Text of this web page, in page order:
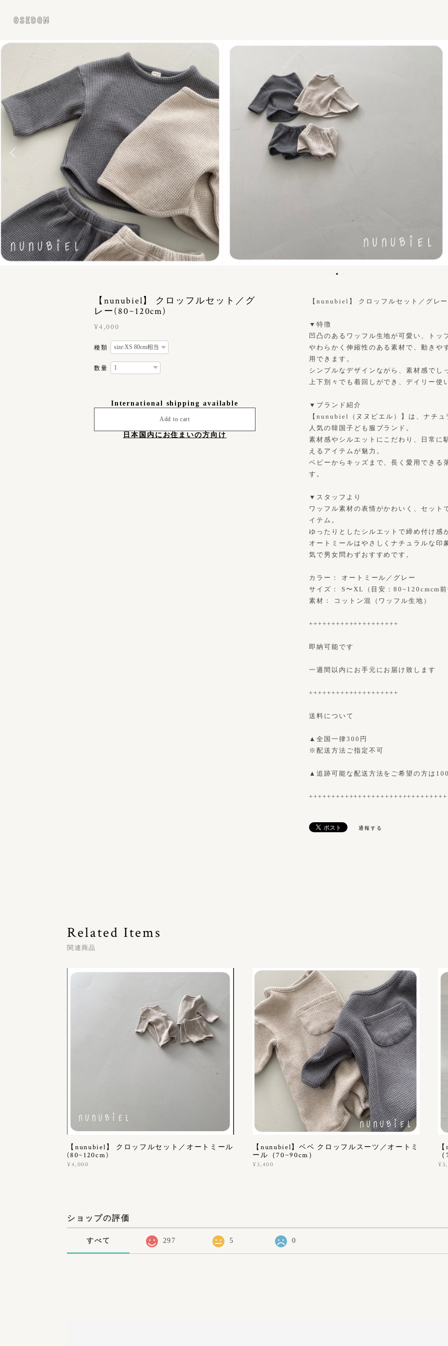
【nunubiel】 クロッフルセット／グ
レー(80~120cm)
¥4,000
種類
数量
International shipping available
Add to cart
日本国内にお住まいの方向け
【nunubiel】 クロッフルセット／グレ
▼特徴
凹凸のあるワッフル生地が可愛い、トッ
やわらかく伸縮性のある素材で、動きや
用できます。
シンプルなデザインながら、素材感でし
上下別々でも着回しができ、デイリー使
▼ブランド紹介
【nunubiel（ヌヌビエル）】は、ナチ
人気の韓国子ども服ブランド。
素材感やシルエットにこだわり、日常に
えるアイテムが魅力。
ベビーからキッズまで、長く愛用できる
す。
▼スタッフより
ワッフル素材の表情がかわいく、セット
イテム。
ゆったりとしたシルエットで締め付け感
オートミールはやさしくナチュラルな印
気で男女問わずおすすめです。
カラー： オートミール／グレー
サイズ： S〜XL（目安：80~120cmcm前
素材： コットン混（ワッフル生地）
++++++++++++++++++++
即納可能です
一週間以内にお手元にお届け致します
++++++++++++++++++++
送料について
▲全国一律300円
※配送方法ご指定不可
▲追跡可能な配送方法をご希望の方は
通報する
Related Items
関連商品
【nunubiel】 クロッフルセット／オートミール
(80~120cm)
¥4,000
【nunubiel】ベベ クロッフルスーツ／オートミ
ール（70~90cm）
¥3,400
ショップの評価
すべて 297 5 0